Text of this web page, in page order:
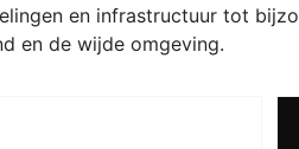
en infrastructuur tot
en de wijde omgeving.
wij ook het nieuws uit